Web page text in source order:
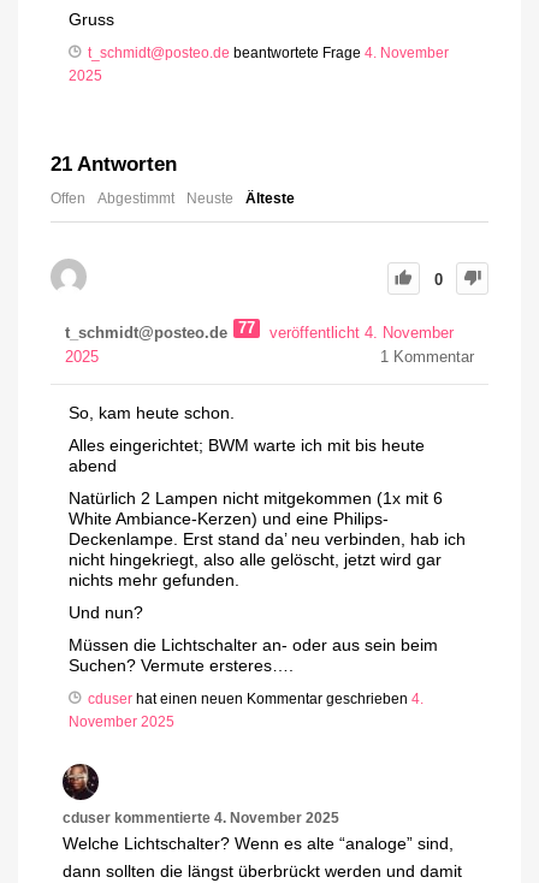
Gruss
t_schmidt@posteo.de beantwortete Frage 4. November
2025
21 Antworten
Offen Abgestimmt Neuste Älteste
0
t_schmidt@posteo.de 77
veröffentlicht 4. November
2025
1 Kommentar
So, kam heute schon.
Alles eingerichtet; BWM warte ich mit bis heute
abend
Natürlich 2 Lampen nicht mitgekommen (1x mit 6
White Ambiance-Kerzen) und eine Philips-
Deckenlampe. Erst stand da’ neu verbinden, hab ich
nicht hingekriegt, also alle gelöscht, jetzt wird gar
nichts mehr gefunden.
Und nun?
Müssen die Lichtschalter an- oder aus sein beim
Suchen? Vermute ersteres….
cduser hat einen neuen Kommentar geschrieben 4.
November 2025
cduser kommentierte 4. November 2025
Welche Lichtschalter? Wenn es alte “analoge” sind,
dann sollten die längst überbrückt werden und damit